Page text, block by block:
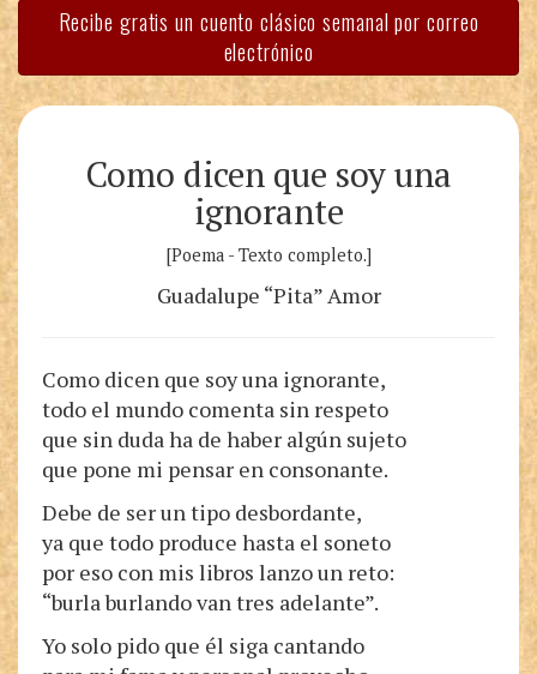
Recibe gratis un cuento clásico semanal por correo
electrónico
Como dicen que soy una
ignorante
[Poema - Texto completo.]
Guadalupe “Pita” Amor
Como dicen que soy una ignorante,
todo el mundo comenta sin respeto
que sin duda ha de haber algún sujeto
que pone mi pensar en consonante.
Debe de ser un tipo desbordante,
ya que todo produce hasta el soneto
por eso con mis libros lanzo un reto:
“burla burlando van tres adelante”.
Yo solo pido que él siga cantando